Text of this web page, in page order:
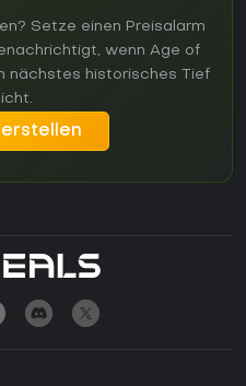
Setze einen Preisalarm
wenn Age of
nächstes historisches Tief